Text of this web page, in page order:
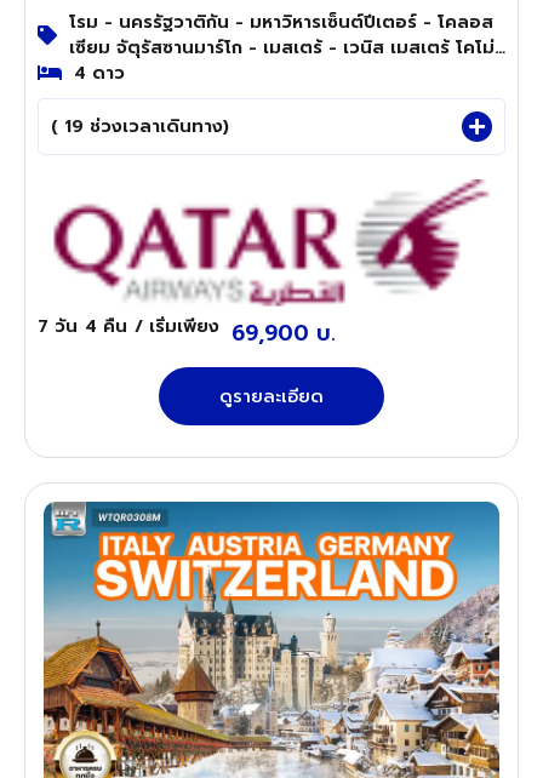
โรม - นครรัฐวาติกัน - มหาวิหารเซ็นต์ปีเตอร์ - โคลอส
เซียม จัตุรัสซานมาร์โก - เมสเตร้ - เวนิส เมสเตร้ โคโม่
- ล่องเรือทะเลสาบโคโม่ - ซูริค ซูริค - หมู่บ้านเลาเทอร์
- ซาฟเฮาส์เซ่น - น้ำตกไรน์
4 ดาว
( 19 ช่วงเวลาเดินทาง)
7 วัน 4 คืน / เริ่มเพียง 69,900 บ.
ดูรายละเอียด